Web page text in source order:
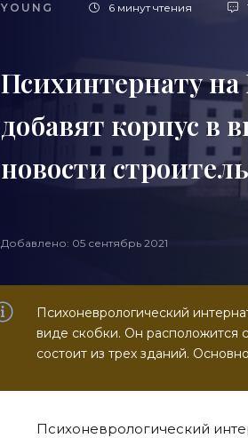
YOUNG 6 минут чтения
Психинтернату
добавят корпус в
новости
Добавлено: 05 сентябрь 2021
Психоневрологический
виде скобки. Он расположится
состоит из трех зданий.
Психоневрологический